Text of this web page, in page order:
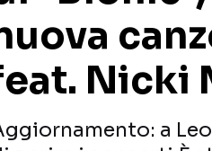
Nicki
a